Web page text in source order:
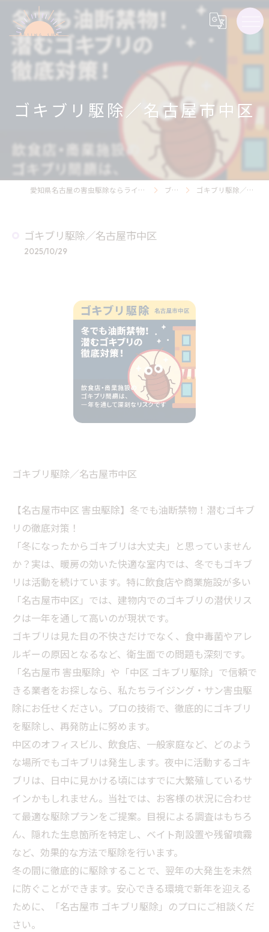
ゴキブリ駆除／名古屋市中区
愛知県名古屋の害虫駆除ならライジング・サン害虫駆除 ブログ ゴキブリ駆除／名古屋市中区
ゴキブリ駆除／名古屋市中区
2025/10/29
ゴキブリ駆除／名古屋市中区
【名古屋市中区 害虫駆除】冬でも油断禁物！潜むゴキブ
リの徹底対策！
​「冬になったからゴキブリは大丈夫」と思っていません
か？実は、暖房の効いた快適な室内では、冬でもゴキブ
リは活動を続けています。特に飲食店や商業施設が多い
「名古屋市中区」では、建物内でのゴキブリの潜伏リス
クは一年を通して高いのが現状です。
​ゴキブリは見た目の不快さだけでなく、食中毒菌やアレ
ルギーの原因となるなど、衛生面での問題も深刻です。
「名古屋市 害虫駆除」や「中区 ゴキブリ駆除」で信頼で
きる業者をお探しなら、私たちライジング・サン害虫駆
除にお任せください。プロの技術で、徹底的にゴキブリ
を駆除し、再発防止に努めます。
​中区のオフィスビル、飲食店、一般家庭など、どのよう
な場所でもゴキブリは発生します。夜中に活動するゴキ
ブリは、日中に見かける頃にはすでに大繁殖しているサ
インかもしれません。当社では、お客様の状況に合わせ
て最適な駆除プランをご提案。目視による調査はもちろ
ん、隠れた生息箇所を特定し、ベイト剤設置や残留噴霧
など、効果的な方法で駆除を行います。
​冬の間に徹底的に駆除することで、翌年の大発生を未然
に防ぐことができます。安心できる環境で新年を迎える
ために、「名古屋市 ゴキブリ駆除」のプロにご相談くだ
さい。